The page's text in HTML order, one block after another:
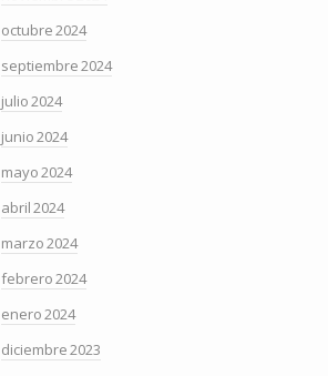
octubre 2024
septiembre 2024
julio 2024
junio 2024
mayo 2024
abril 2024
marzo 2024
febrero 2024
enero 2024
diciembre 2023